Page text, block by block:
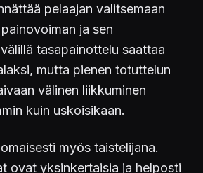
pelaajan valitsemaan
ja sen
tasapainottelu saattaa
mutta pienen totuttelun
välinen liikkuminen
kuin uskoisikaan.
myös taistelijana.
ovat yksinkertaisia ja helposti